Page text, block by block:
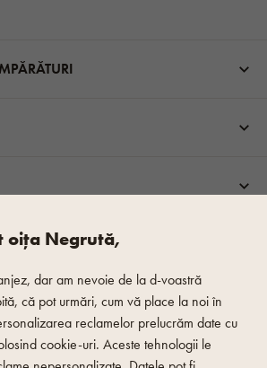
oița Negrută,
dar am nevoie de la d-voastră
că pot urmări, cum vă place la noi în
reclamelor prelucrăm date cu
cookie-uri. Aceste tehnologii le